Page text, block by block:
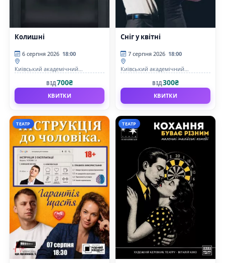
Колишні
6 серпня 2026 18:00
Київський академічний
ВІД700₴
КВИТКИ
Сніг у квітні
7 серпня 2026 18:00
Київський академічний
ВІД300₴
КВИТКИ
ТЕАТР ТЕАТР